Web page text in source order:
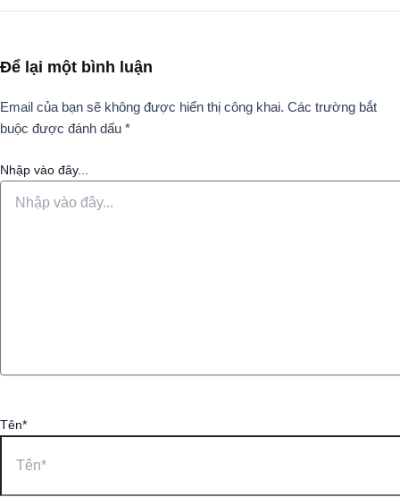
Để lại một bình luận
Email của bạn sẽ không được hiển thị công khai. Các trường bắt
buộc được đánh dấu *
Nhập vào đây...
Tên*